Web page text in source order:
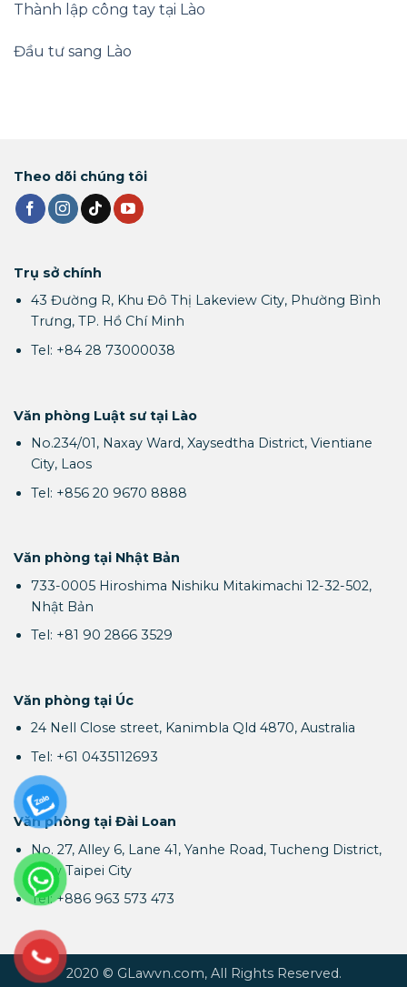
Thành lập công tay tại Lào
Đầu tư sang Lào
Theo dõi chúng tôi
Trụ sở chính
43 Đường R, Khu Đô Thị Lakeview City, Phường Bình
Trưng, TP. Hồ Chí Minh
Tel: +84 28 73000038
Văn phòng Luật sư tại Lào
No.234/01, Naxay Ward, Xaysedtha District, Vientiane
City, Laos
Tel: +856 20 9670 8888
Văn phòng tại Nhật Bản
733-0005 Hiroshima Nishiku Mitakimachi 12-32-502,
Nhật Bản
Tel: +81 90 2866 3529
Văn phòng tại Úc
24 Nell Close street, Kanimbla Qld 4870, Australia
Tel: +61 0435112693
Văn phòng tại Đài Loan
No. 27, Alley 6, Lane 41, Yanhe Road, Tucheng District,
New Taipei City
Tel: +886 963 573 473
2020 © GLawvn.com, All Rights Reserved.